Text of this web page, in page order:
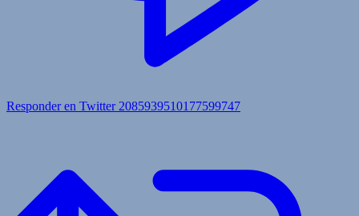
Responder en Twitter 2085939510177599747